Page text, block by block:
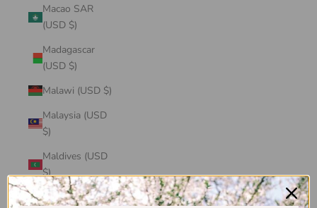
Macao SAR
(USD $)
Madagascar
(USD $)
Malawi (USD $)
Malaysia (USD
$)
Maldives (USD
$)
Mali (USD $)